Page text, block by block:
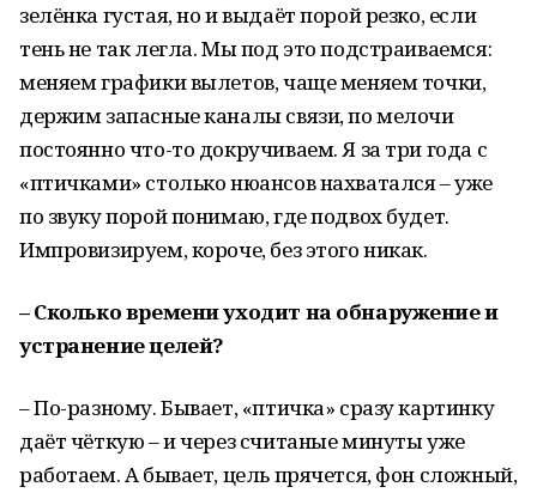
зелёнка густая, но и выдаёт порой резко, если
тень не так легла. Мы под это подстраиваемся:
меняем графики вылетов, чаще меняем точки,
держим запасные каналы связи, по мелочи
постоянно что-то докручиваем. Я за три года с
«птичками» столько нюансов нахватался – уже
по звуку порой понимаю, где подвох будет.
Импровизируем, короче, без этого никак.
– Сколько времени уходит на обнаружение и
устранение целей?
– По-разному. Бывает, «птичка» сразу картинку
даёт чёткую – и через считаные минуты уже
работаем. А бывает, цель прячется, фон сложный,